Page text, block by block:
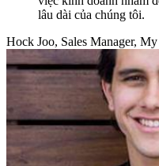
lâu dài của chúng tôi.
Hock Joo, Sales Manager,